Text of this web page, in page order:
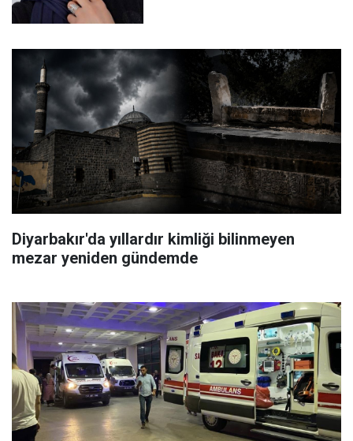
Diyarbakır'da yıllardır kimliği bilinmeyen
mezar yeniden gündemde